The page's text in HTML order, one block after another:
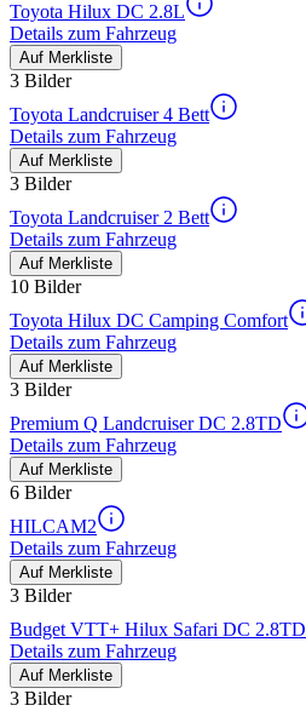
Toyota Hilux DC 2.8L
Details zum Fahrzeug
Auf Merkliste
3 Bilder
Toyota Landcruiser 4 Bett
Details zum Fahrzeug
Auf Merkliste
3 Bilder
Toyota Landcruiser 2 Bett
Details zum Fahrzeug
Auf Merkliste
10 Bilder
Toyota Hilux DC Camping Comfort
Details zum Fahrzeug
Auf Merkliste
3 Bilder
Premium Q Landcruiser DC 2.8TD
Details zum Fahrzeug
Auf Merkliste
6 Bilder
HILCAM2
Details zum Fahrzeug
Auf Merkliste
3 Bilder
Budget VTT+ Hilux Safari DC 2.8TD
Details zum Fahrzeug
Auf Merkliste
3 Bilder